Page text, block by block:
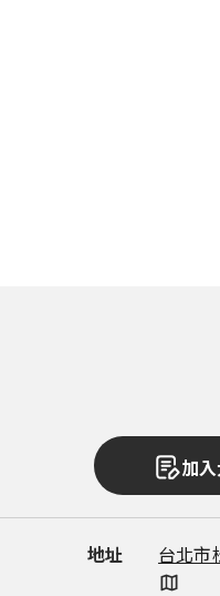
加
地址 台北市
地址 新竹市
地址
台中市
場）
地址
台南市
樓）
地址 高雄市